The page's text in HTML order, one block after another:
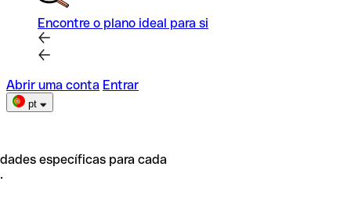
Encontre o plano ideal para si
Abrir uma conta Entrar
pt
específicas para cada